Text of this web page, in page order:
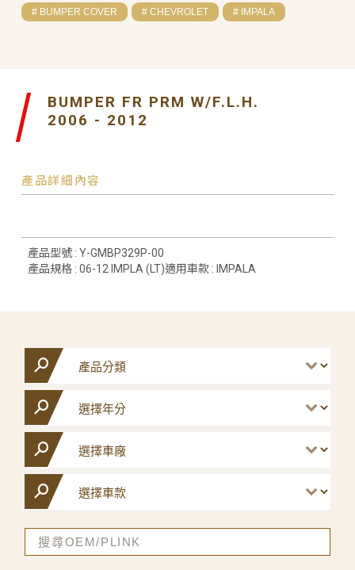
# BUMPER COVER # CHEVROLET # IMPALA
BUMPER FR PRM W/F.L.H.
2006 - 2012
產品詳細內容
產品型號 : Y-GMBP329P-00
產品規格 : 06-12 IMPLA (LT)適用車款 : IMPALA